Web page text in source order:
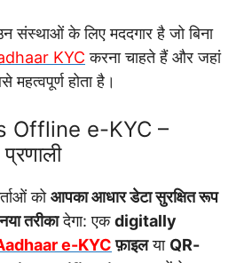
संस्थाओं के लिए मददगार है जो बिना
KYC करना चाहते हैं और जहां
होता है।
Offline e-KYC –
कोआपका आधार डेटा सुरक्षित रूप
तरीकादेगा: एकdigitally
e-KYCफ़ाइलया QR-